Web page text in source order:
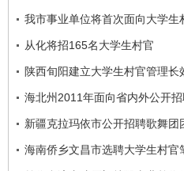
我市事业单位将首次面向大学生
从化将招165名大学生村官
陕西旬阳建立大学生村官管理长
海北州2011年面向省内外公开
新疆克拉玛依市公开招聘歌舞团
海南侨乡文昌市选聘大学生村官